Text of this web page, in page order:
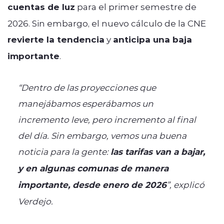
cuentas de luz para el primer semestre de
2026. Sin embargo, el nuevo cálculo de la CNE
revierte la tendencia y anticipa una baja
importante.
“Dentro de las proyecciones que
manejábamos esperábamos un
incremento leve, pero incremento al final
del día. Sin embargo, vemos una buena
noticia para la gente:las tarifas van a bajar,
y en algunas comunas de manera
importante, desde enero de 2026”, explicó
Verdejo.